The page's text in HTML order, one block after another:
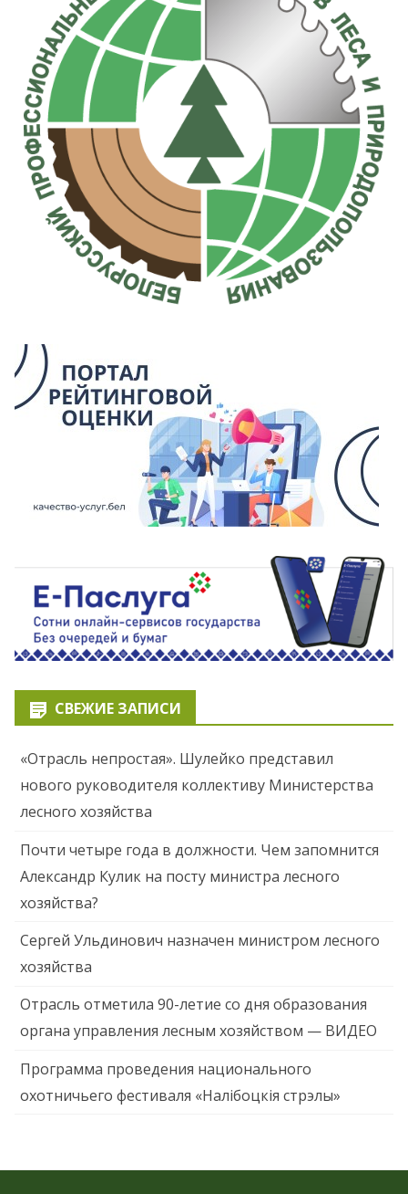
СВЕЖИЕ ЗАПИСИ
«Отрасль непростая». Шулейко представил
нового руководителя коллективу Министерства
лесного хозяйства
Почти четыре года в должности. Чем запомнится
Александр Кулик на посту министра лесного
хозяйства?
Сергей Ульдинович назначен министром лесного
хозяйства
Отрасль отметила 90-летие со дня образования
органа управления лесным хозяйством — ВИДЕО
Программа проведения национального
охотничьего фестиваля «Налібоцкія стрэлы»